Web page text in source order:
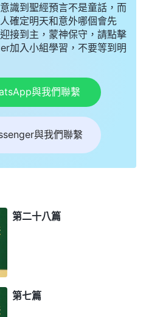
識到聖經預言不是童話，而
確定明天和意外哪個會先
接到主，蒙神保守，請點擊
加入小組學習，不要等到明
與我們聯繫
與我們聯繫
第二十八篇
第七篇